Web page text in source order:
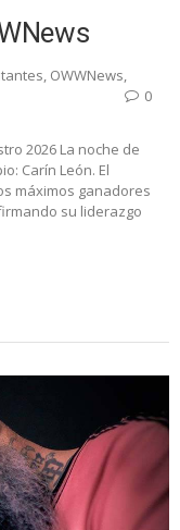
, OWWNews,
0
2026 La noche de
Carín León. El
máximos ganadores
su liderazgo